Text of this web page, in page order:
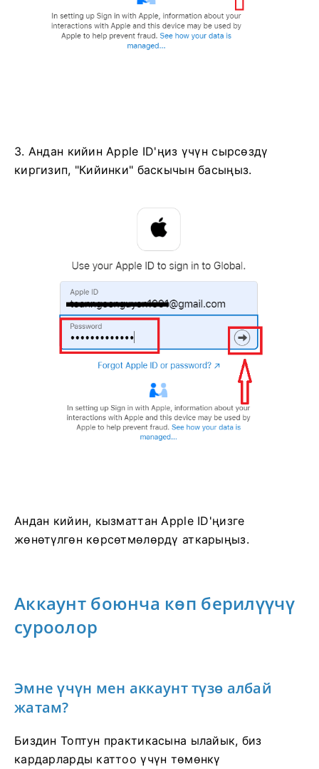
3. Андан кийин Apple ID'ңиз үчүн сырсөздү
киргизип, "Кийинки" баскычын басыңыз.
Андан кийин, кызматтан Apple ID'ңизге
жөнөтүлгөн көрсөтмөлөрдү аткарыңыз.
Аккаунт боюнча көп берилүүчү
суроолор
Эмне үчүн мен аккаунт түзө албай
жатам?
Биздин Топтун практикасына ылайык, биз
кардарларды каттоо үчүн төмөнкү